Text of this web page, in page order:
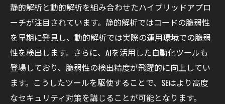
静的解析と動的解析を組み合わせたハイブリッドアプロ
ーチが注目されています。静的解析ではコードの脆弱性
を早期に発見し、動的解析では実際の運用環境での脆弱
性を検出します。さらに、AIを活用した自動化ツールも
登場しており、脆弱性の検出精度が飛躍的に向上してい
ます。こうしたツールを駆使することで、SEはより高度
なセキュリティ対策を講じることが可能となります。